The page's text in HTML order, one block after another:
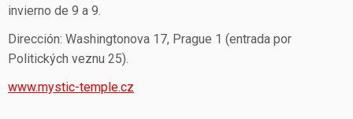
invierno de 9 a 9.
Dirección: Washingtonova 17, Prague 1 (entrada por
Politických veznu 25).
www.mystic-temple.cz